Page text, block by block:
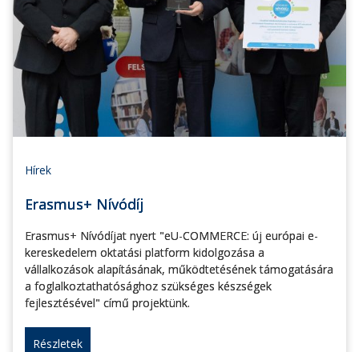
Hírek
Erasmus+ Nívódíj
Erasmus+ Nívódíjat nyert "eU-COMMERCE: új európai e-
kereskedelem oktatási platform kidolgozása a
vállalkozások alapításának, működtetésének támogatására
a foglalkoztathatósághoz szükséges készségek
fejlesztésével" című projektünk.
Részletek